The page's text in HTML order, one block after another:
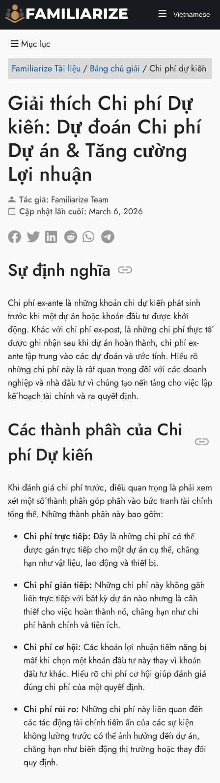
Vietnamese
Mục lục
Familiarize Tài liệu / Bảng chú giải /Chi phí dự kiến
Giải thích Chi phí Dự
kiến: Dự đoán Chi phí
Dự án & Tăng cường
Lợi nhuận
Tác giả: Familiarize Team
Cập nhật lần cuối: March 6, 2026
Sự định nghĩa
Chi phí ex-ante là những khoản chi dự kiến phát sinh
trước khi một dự án hoặc khoản đầu tư được khởi
động. Khác với chi phí ex-post, là những chi phí thực tế
được ghi nhận sau khi dự án hoàn thành, chi phí ex-
ante tập trung vào các dự đoán và ước tính. Hiểu rõ
những chi phí này là rất quan trọng đối với các doanh
nghiệp và nhà đầu tư vì chúng tạo nền tảng cho việc lập
kế hoạch tài chính và ra quyết định.
Các thành phần của Chi
phí Dự kiến
Khi đánh giá chi phí trước, điều quan trọng là phải xem
xét một số thành phần góp phần vào bức tranh tài chính
tổng thể. Những thành phần này bao gồm:
Chi phí trực tiếp: Đây là những chi phí có thể
được gán trực tiếp cho một dự án cụ thể, chẳng
hạn như vật liệu, lao động và thiết bị.
Chi phí gián tiếp: Những chi phí này không gắn
liền trực tiếp với bất kỳ dự án nào nhưng là cần
thiết cho việc hoàn thành nó, chẳng hạn như chi
phí hành chính và tiện ích.
Chi phí cơ hội: Các khoản lợi nhuận tiềm năng bị
mất khi chọn một khoản đầu tư này thay vì khoản
đầu tư khác. Hiểu rõ chi phí cơ hội giúp đánh giá
đúng chi phí của một quyết định.
Chi phí rủi ro: Những chi phí này liên quan đến
các tác động tài chính tiềm ẩn của các sự kiện
không lường trước có thể ảnh hưởng đến dự án,
chẳng hạn như biến động thị trường hoặc thay đổi
quy định.